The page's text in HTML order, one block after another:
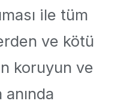
ile tüm
ve kötü
koruyun ve